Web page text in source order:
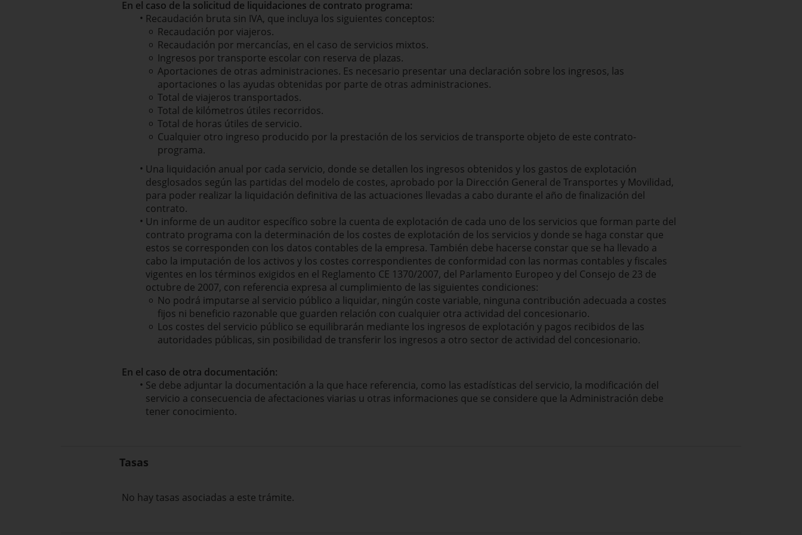
En el caso de la solicitud de liquidaciones de contrato programa:
Recaudación bruta sin IVA, que incluya los siguientes conceptos:
Recaudación por viajeros.
Recaudación por mercancías, en el caso de servicios mixtos.
Ingresos por transporte escolar con reserva de plazas.
Aportaciones de otras administraciones. Es necesario presentar una declaración sobre los ingresos, las
aportaciones o las ayudas obtenidas por parte de otras administraciones.
Total de viajeros transportados.
Total de kilómetros útiles recorridos.
Total de horas útiles de servicio.
Cualquier otro ingreso producido por la prestación de los servicios de transporte objeto de este contrato-
programa.
Una liquidación anual por cada servicio, donde se detallen los ingresos obtenidos y los gastos de explotación
desglosados según las partidas del modelo de costes, aprobado por la Dirección General de Transportes y Movilidad,
para poder realizar la liquidación definitiva de las actuaciones llevadas a cabo durante el año de finalización del
contrato.
Un informe de un auditor específico sobre la cuenta de explotación de cada uno de los servicios que forman parte del
contrato programa con la determinación de los costes de explotación de los servicios y donde se haga constar que
estos se corresponden con los datos contables de la empresa. También debe hacerse constar que se ha llevado a
cabo la imputación de los activos y los costes correspondientes de conformidad con las normas contables y fiscales
vigentes en los términos exigidos en el Reglamento CE 1370/2007, del Parlamento Europeo y del Consejo de 23 de
octubre de 2007, con referencia expresa al cumplimiento de las siguientes condiciones:
No podrá imputarse al servicio público a liquidar, ningún coste variable, ninguna contribución adecuada a costes
fijos ni beneficio razonable que guarden relación con cualquier otra actividad del concesionario.
Los costes del servicio público se equilibrarán mediante los ingresos de explotación y pagos recibidos de las
autoridades públicas, sin posibilidad de transferir los ingresos a otro sector de actividad del concesionario.
En el caso de otra documentación:
Se debe adjuntar la documentación a la que hace referencia, como las estadísticas del servicio, la modificación del
servicio a consecuencia de afectaciones viarias u otras informaciones que se considere que la Administración debe
tener conocimiento.
Tasas
No hay tasas asociadas a este trámite.